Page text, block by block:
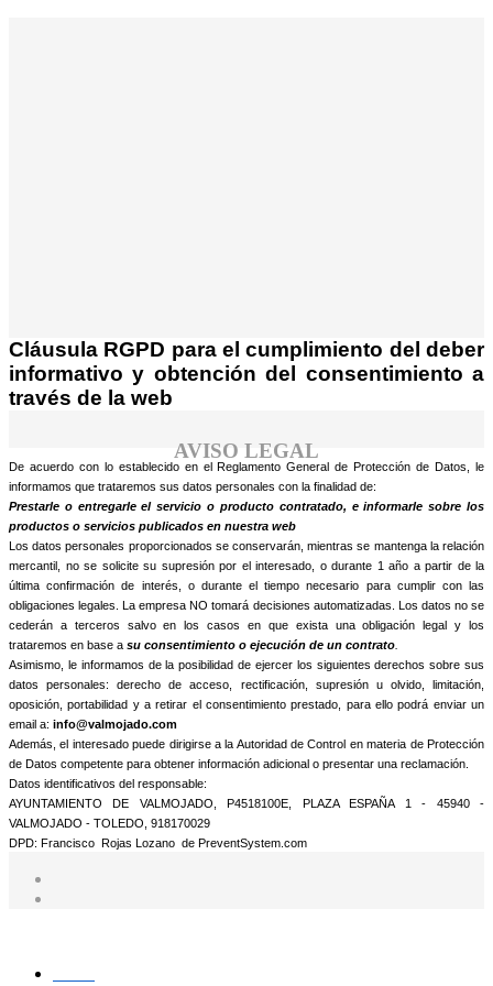
Cláusula RGPD para el cumplimiento del deber
informativo y obtención del consentimiento a
AVISO LEGAL
De acuerdo con lo establecido en el Reglamento General de Protección de Datos, le
informamos que trataremos sus datos personales con la finalidad de:
Prestarle o entregarle el servicio o producto contratado, e informarle sobre los
productos o servicios publicados en nuestra web
Los datos personales proporcionados se conservarán, mientras se mantenga la relación
mercantil, no se solicite su supresión por el interesado, o durante 1 año a partir de la
última confirmación de interés, o durante el tiempo necesario para cumplir con las
obligaciones legales. La empresa NO tomará decisiones automatizadas. Los datos no se
cederán a terceros salvo en los casos en que exista una obligación legal y los
trataremos en base asu consentimiento o ejecución de un contrato .
Asimismo, le informamos de la posibilidad de ejercer los siguientes derechos sobre sus
datos personales: derecho de acceso, rectificación, supresión u olvido, limitación,
oposición, portabilidad y a retirar el consentimiento prestado, para ello podrá enviar un
email a:info@valmojado.com
Además, el interesado puede dirigirse a la Autoridad de Control en materia de Protección
de Datos competente para obtener información adicional o presentar una reclamación.
Datos identificativos del responsable:
AYUNTAMIENTO DE VALMOJADO, P4518100E, PLAZA ESPAÑA 1 - 45940 -